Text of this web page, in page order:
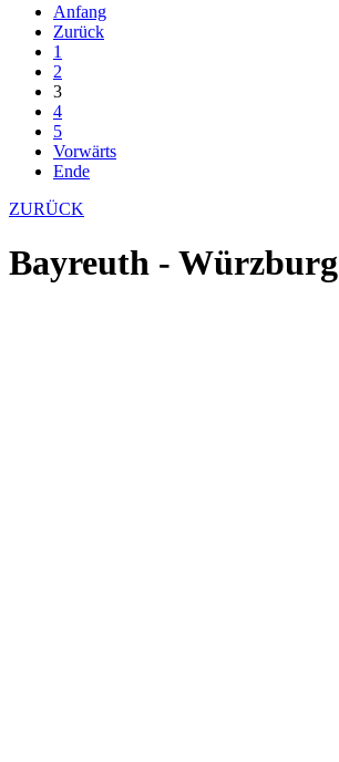
Anfang
Zurück
1
2
3
4
5
Vorwärts
Ende
ZURÜCK
Bayreuth - Würzburg